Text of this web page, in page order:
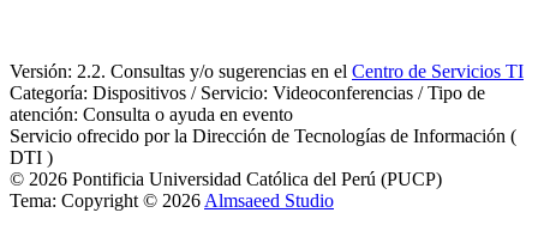
Versión: 2.2. Consultas y/o sugerencias en el Centro de Servicios TI
Categoría: Dispositivos / Servicio: Videoconferencias / Tipo de
atención: Consulta o ayuda en evento
Servicio ofrecido por la Dirección de Tecnologías de Información (
DTI )
© 2026 Pontificia Universidad Católica del Perú (PUCP)
Tema: Copyright © 2026 Almsaeed Studio